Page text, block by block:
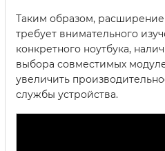
Таким образом,
требует внимательного
конкретного ноутбука,
выбора совместимых
увеличить
службы устройства.